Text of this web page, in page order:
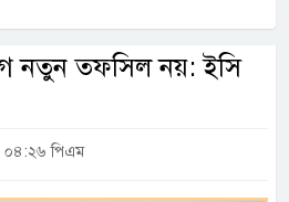
নতুন তফসিল নয়: ইসি
০৪:২৬ পিএম